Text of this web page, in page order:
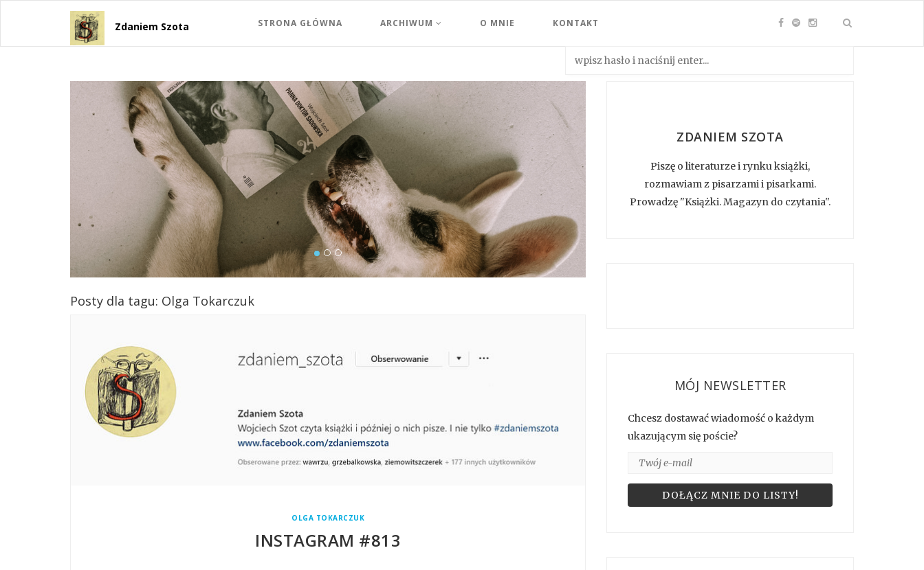
Zdaniem Szota STRONA GŁÓWNA ARCHIWUM O MNIE KONTAKT
Posty dla tagu: Olga Tokarczuk
OLGA TOKARCZUK
INSTAGRAM #813
ZDANIEM SZOTA
Piszę o literaturze i rynku książki,
rozmawiam z pisarzami i pisarkami.
Prowadzę "Książki. Magazyn do czytania".
MÓJ NEWSLETTER
Chcesz dostawać wiadomość o każdym
ukazującym się poście?